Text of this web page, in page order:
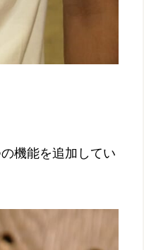
機能を追加してい